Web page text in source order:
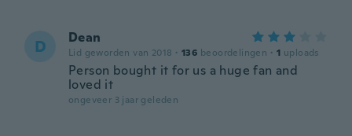
D Dean
Lid geworden van 2018 · 136 beoordelingen · 1 uploads
Person bought it for us a huge fan and
loved it
ongeveer 3 jaar geleden